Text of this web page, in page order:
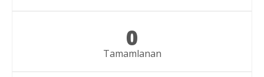
0
Tamamlanan